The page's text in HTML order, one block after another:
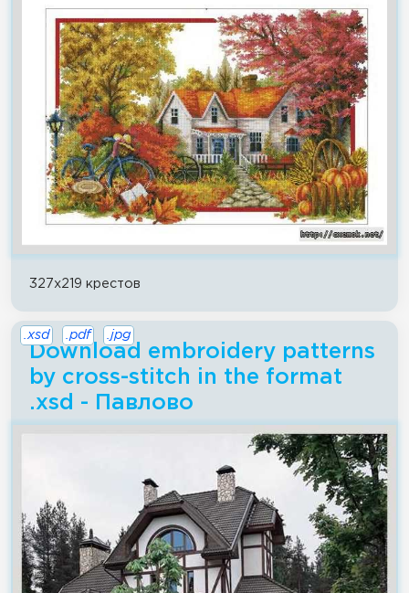
327x219 крестов
Download embroidery patterns
by cross-stitch in the format
.xsd - Павлово
.xsd .pdf .jpg